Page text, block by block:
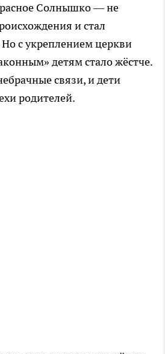
Солнышко — не
и стал
с укреплением церкви
детям стало жёстче.
связи, и дети
родителей.